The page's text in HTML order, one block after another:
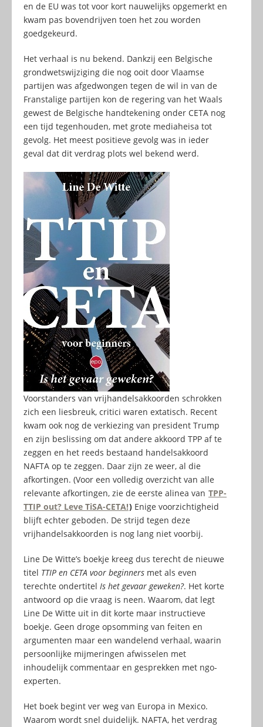
en de EU was tot voor kort nauwelijks opgemerkt en
kwam pas bovendrijven toen het zou worden
goedgekeurd.
Het verhaal is nu bekend. Dankzij een Belgische
grondwetswijziging die nog ooit door Vlaamse
partijen was afgedwongen tegen de wil in van de
Franstalige partijen kon de regering van het Waals
gewest de Belgische handtekening onder CETA nog
een tijd tegenhouden, met grote mediaheisa tot
gevolg. Het meest positieve gevolg was in ieder
geval dat dit verdrag plots wel bekend werd.
Voorstanders van vrijhandelsakkoorden schrokken
zich een liesbreuk, critici waren extatisch. Recent
kwam ook nog de verkiezing van president Trump
en zijn beslissing om dat andere akkoord TPP af te
zeggen en het reeds bestaand handelsakkoord
NAFTA op te zeggen. Daar zijn ze weer, al die
afkortingen. (Voor een volledig overzicht van alle
relevante afkortingen, zie de eerste alinea van TPP-
TTIP out? Leve TiSA-CETA!) Enige voorzichtigheid
blijft echter geboden. De strijd tegen deze
vrijhandelsakkoorden is nog lang niet voorbij.
Line De Witte’s boekje kreeg dus terecht de nieuwe
titel TTIP en CETA voor beginners met als even
terechte ondertitel Is het gevaar geweken?. Het korte
antwoord op die vraag is neen. Waarom, dat legt
Line De Witte uit in dit korte maar instructieve
boekje. Geen droge opsomming van feiten en
argumenten maar een wandelend verhaal, waarin
persoonlijke mijmeringen afwisselen met
inhoudelijk commentaar en gesprekken met ngo-
experten.
Het boek begint ver weg van Europa in Mexico.
Waarom wordt snel duidelijk. NAFTA, het verdrag